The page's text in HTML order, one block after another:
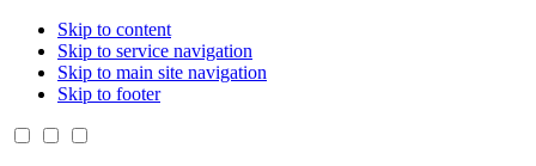
Skip to content
Skip to service navigation
Skip to main site navigation
Skip to footer